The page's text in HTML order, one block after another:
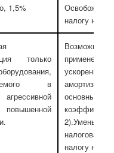
1,5%
налогу на 5
только
в
агрессивной
Возможность
применения
ускоренной
амортизации
основных
налоговая
налогу на